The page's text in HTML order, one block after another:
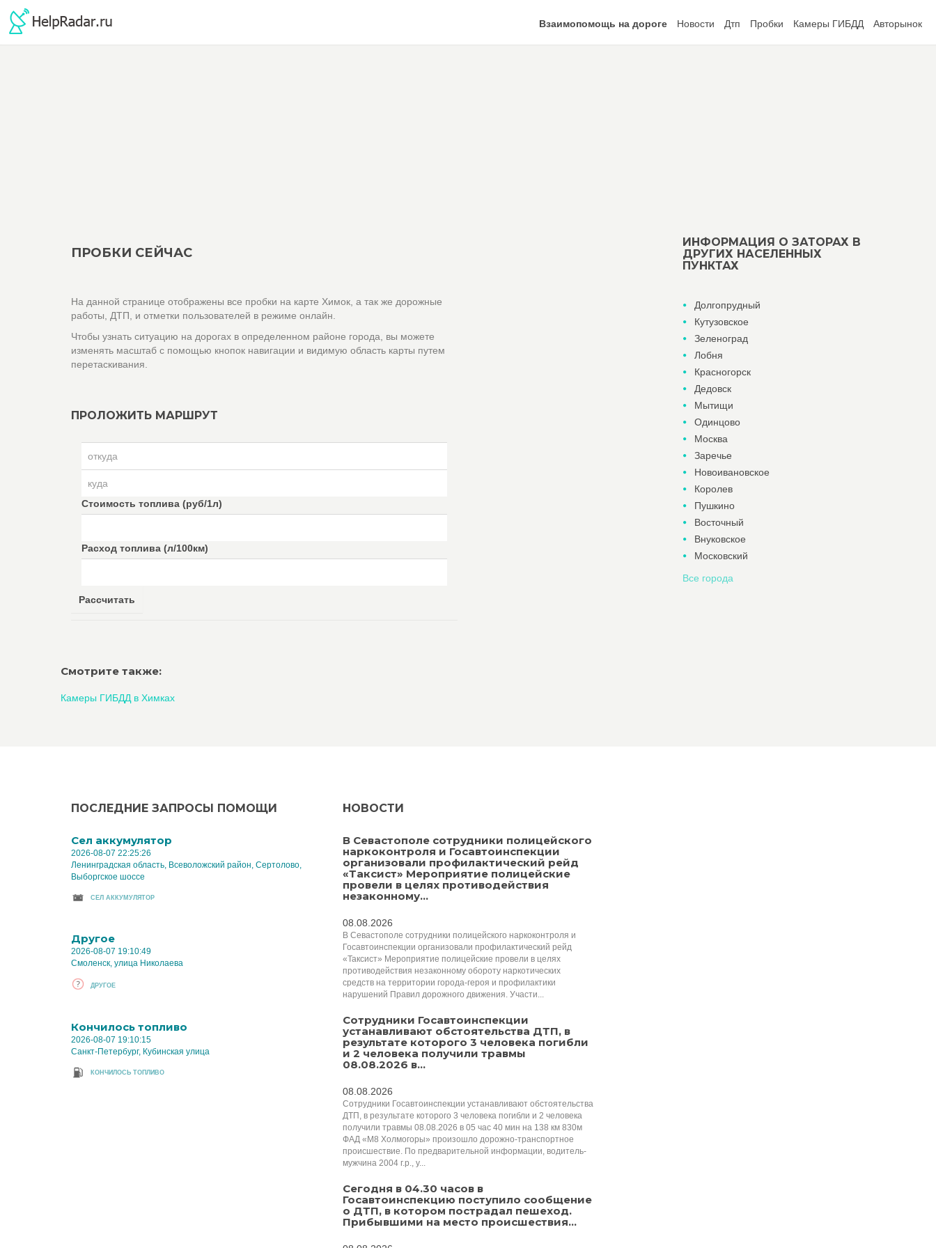
Взаимопомощь на дороге Новости Дтп Пробки Камеры ГИБДД Авторынок
ПРОБКИ СЕЙЧАС
На данной странице отображены все пробки на карте Химок, а так же дорожные
работы, ДТП, и отметки пользователей в режиме онлайн.
Чтобы узнать ситуацию на дорогах в определенном районе города, вы можете
изменять масштаб с помощью кнопок навигации и видимую область карты путем
перетаскивания.
ПРОЛОЖИТЬ МАРШРУТ
Стоимость топлива (руб/1л)
Расход топлива (л/100км)
Рассчитать
Смотрите также:
Камеры ГИБДД в Химках
ИНФОРМАЦИЯ О ЗАТОРАХ В
ДРУГИХ НАСЕЛЕННЫХ
ПУНКТАХ
Долгопрудный
Кутузовское
Зеленоград
Лобня
Красногорск
Дедовск
Мытищи
Одинцово
Москва
Заречье
Новоивановское
Королев
Пушкино
Восточный
Внуковское
Московский
Все города
ПОСЛЕДНИЕ ЗАПРОСЫ ПОМОЩИ
Cел аккумулятор
2026-08-07 22:25:26
Ленинградская область, Всеволожский район, Сертолово,
Выборгское шоссе
CЕЛ АККУМУЛЯТОР
Другое
2026-08-07 19:10:49
Смоленск, улица Николаева
ДРУГОЕ
Кончилось топливо
2026-08-07 19:10:15
Санкт-Петербург, Кубинская улица
КОНЧИЛОСЬ ТОПЛИВО
НОВОСТИ
В Севастополе сотрудники полицейского
наркоконтроля и Госавтоинспекции
организовали профилактический рейд
«Таксист» Мероприятие полицейские
провели в целях противодействия
незаконному...
08.08.2026
В Севастополе сотрудники полицейского наркоконтроля и
Госавтоинспекции организовали профилактический рейд
«Таксист» Мероприятие полицейские провели в целях
противодействия незаконному обороту наркотических
средств на территории города-героя и профилактики
нарушений Правил дорожного движения. Участи...
Сотрудники Госавтоинспекции
устанавливают обстоятельства ДТП, в
результате которого 3 человека погибли
и 2 человека получили травмы
08.08.2026 в...
08.08.2026
Сотрудники Госавтоинспекции устанавливают обстоятельства
ДТП, в результате которого 3 человека погибли и 2 человека
получили травмы 08.08.2026 в 05 час 40 мин на 138 км 830м
ФАД «М8 Холмогоры» произошло дорожно-транспортное
происшествие. По предварительной информации, водитель-
мужчина 2004 г.р., у...
Сегодня в 04.30 часов в
Госавтоинспекцию поступило сообщение
о ДТП, в котором пострадал пешеход.
Прибывшими на место происшествия...